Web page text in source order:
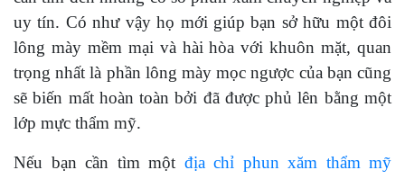
uy tín. Có như vậy họ mới giúp bạn sở hữu một đôi
lông mày mềm mại và hài hòa với khuôn mặt, quan
trọng nhất là phần lông mày mọc ngược của bạn cũng
sẽ biến mất hoàn toàn bởi đã được phủ lên bằng một
lớp mực thẩm mỹ.
Nếu bạn cần tìm một địa chỉ phun xăm thẩm mỹ